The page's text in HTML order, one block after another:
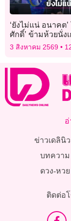
‘ยังไม่แน่ อนาคต’
ศักดิ์’ ข้ามห้วยนั่ง
กรมประมง
3 สิงหาคม 2569
ข่าวเดลินิ
บทความ
ดวง-หวย
ติดต่อ